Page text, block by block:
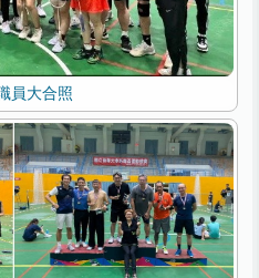
員大合照